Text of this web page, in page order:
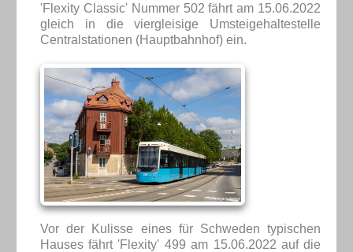
'Flexity Classic' Nummer 502 fährt am 15.06.2022
gleich in die viergleisige Umsteigehaltestelle
Centralstationen (Hauptbahnhof) ein.
Vor der Kulisse eines für Schweden typischen
Hauses fährt 'Flexity' 499 am 15.06.2022 auf die